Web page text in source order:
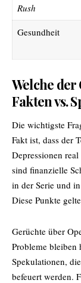
Rush
Gesundheit
Welche
Fakten vs.
Die wichtigste
Fakt ist, dass der
Depressionen
sind finanzielle
in der Serie und
Diese Punkte
Gerüchte über
Probleme bleiben
Spekulationen,
befeuert werden.